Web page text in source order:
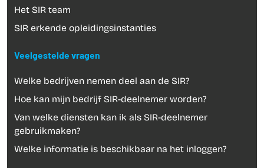
Het SIR team
SIR erkende opleidingsinstanties
Veelgestelde vragen
Welke bedrijven nemen deel aan de SIR?
Hoe kan mijn bedrijf SIR-deelnemer worden?
Van welke diensten kan ik als SIR-deelnemer
gebruikmaken?
Welke informatie is beschikbaar na het inloggen?